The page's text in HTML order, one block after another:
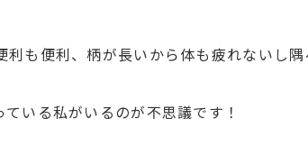
も便利、柄が長いから体も疲れないし
いる私がいるのが不思議です！